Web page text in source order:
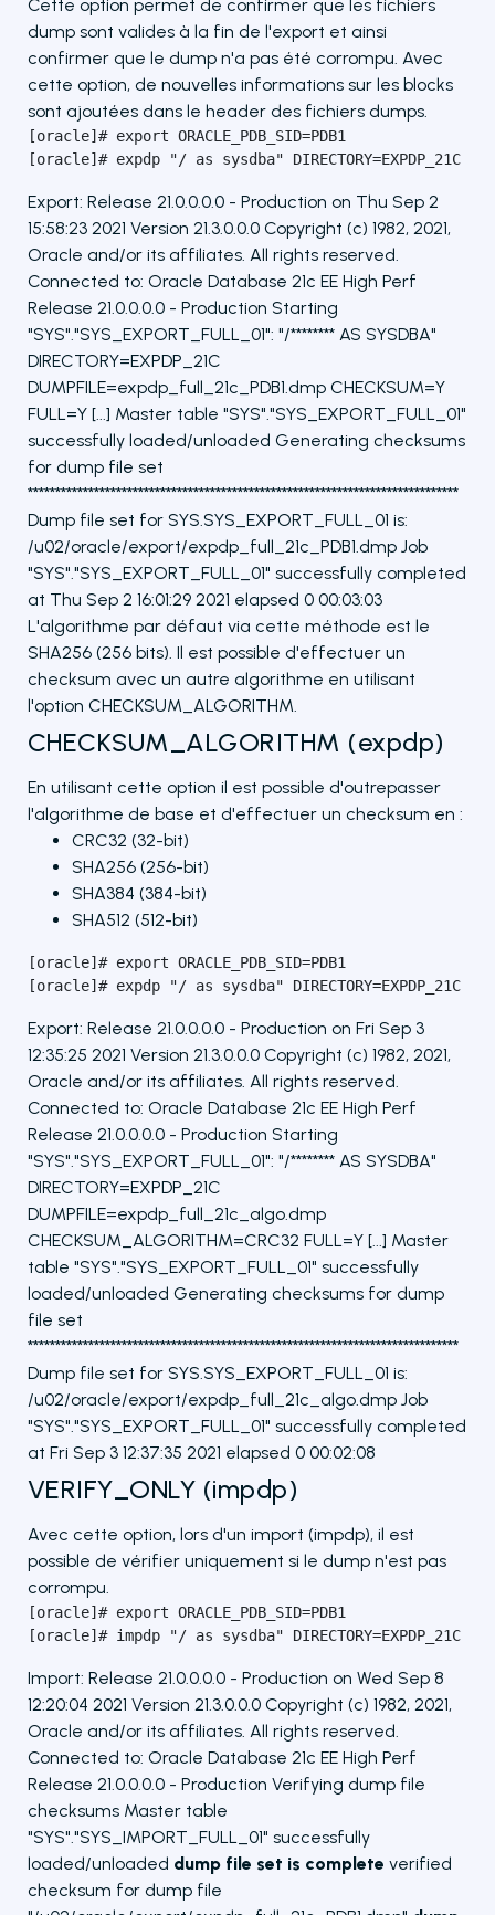
Cette option permet de confirmer que les fichiers
dump sont valides à la fin de l'export et ainsi
confirmer que le dump n'a pas été corrompu. Avec
cette option, de nouvelles informations sur les blocks
sont ajoutées dans le header des fichiers dumps.
[oracle]# export ORACLE_PDB_SID=PDB1
[oracle]# expdp "/ as sysdba" DIRECTORY=EXPDP_21C
Export: Release 21.0.0.0.0 - Production on Thu Sep 2
15:58:23 2021 Version 21.3.0.0.0 Copyright (c) 1982, 2021,
Oracle and/or its affiliates. All rights reserved.
Connected to: Oracle Database 21c EE High Perf
Release 21.0.0.0.0 - Production Starting
"SYS"."SYS_EXPORT_FULL_01": "/******** AS SYSDBA"
DIRECTORY=EXPDP_21C
DUMPFILE=expdp_full_21c_PDB1.dmp CHECKSUM=Y
FULL=Y [...] Master table "SYS"."SYS_EXPORT_FULL_01"
successfully loaded/unloaded Generating checksums
for dump file set
******************************************************************************
Dump file set for SYS.SYS_EXPORT_FULL_01 is:
/u02/oracle/export/expdp_full_21c_PDB1.dmp Job
"SYS"."SYS_EXPORT_FULL_01" successfully completed
at Thu Sep 2 16:01:29 2021 elapsed 0 00:03:03
L'algorithme par défaut via cette méthode est le
SHA256 (256 bits). Il est possible d'effectuer un
checksum avec un autre algorithme en utilisant
l'option CHECKSUM_ALGORITHM.
CHECKSUM_ALGORITHM (expdp)
En utilisant cette option il est possible d'outrepasser
l'algorithme de base et d'effectuer un checksum en :
CRC32 (32-bit)
SHA256 (256-bit)
SHA384 (384-bit)
SHA512 (512-bit)
[oracle]# export ORACLE_PDB_SID=PDB1
[oracle]# expdp "/ as sysdba" DIRECTORY=EXPDP_21C
Export: Release 21.0.0.0.0 - Production on Fri Sep 3
12:35:25 2021 Version 21.3.0.0.0 Copyright (c) 1982, 2021,
Oracle and/or its affiliates. All rights reserved.
Connected to: Oracle Database 21c EE High Perf
Release 21.0.0.0.0 - Production Starting
"SYS"."SYS_EXPORT_FULL_01": "/******** AS SYSDBA"
DIRECTORY=EXPDP_21C
DUMPFILE=expdp_full_21c_algo.dmp
CHECKSUM_ALGORITHM=CRC32 FULL=Y [...] Master
table "SYS"."SYS_EXPORT_FULL_01" successfully
loaded/unloaded Generating checksums for dump
file set
******************************************************************************
Dump file set for SYS.SYS_EXPORT_FULL_01 is:
/u02/oracle/export/expdp_full_21c_algo.dmp Job
"SYS"."SYS_EXPORT_FULL_01" successfully completed
at Fri Sep 3 12:37:35 2021 elapsed 0 00:02:08
VERIFY_ONLY (impdp)
Avec cette option, lors d'un import (impdp), il est
possible de vérifier uniquement si le dump n'est pas
corrompu.
[oracle]# export ORACLE_PDB_SID=PDB1
[oracle]# impdp "/ as sysdba" DIRECTORY=EXPDP_21C
Import: Release 21.0.0.0.0 - Production on Wed Sep 8
12:20:04 2021 Version 21.3.0.0.0 Copyright (c) 1982, 2021,
Oracle and/or its affiliates. All rights reserved.
Connected to: Oracle Database 21c EE High Perf
Release 21.0.0.0.0 - Production Verifying dump file
checksums Master table
"SYS"."SYS_IMPORT_FULL_01" successfully
loaded/unloaded dump file set is complete verified
checksum for dump file